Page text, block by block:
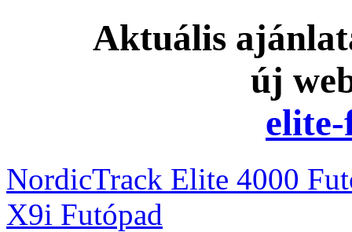
Aktuális
új
NordicTrack Elite 4000
X9i Futópad